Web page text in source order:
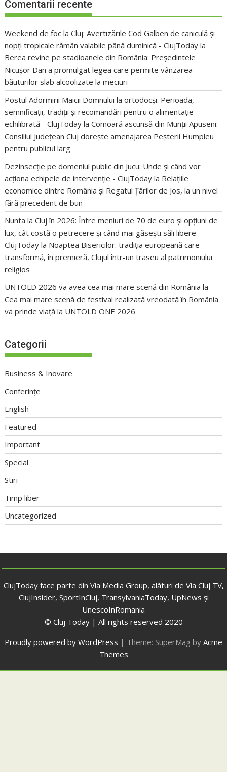
Comentarii recente
Weekend de foc la Cluj: Avertizările Cod Galben de caniculă și
nopți tropicale rămân valabile până duminică - ClujToday la
Berea revine pe stadioanele din România: Președintele
Nicușor Dan a promulgat legea care permite vânzarea
băuturilor slab alcoolizate la meciuri
Postul Adormirii Maicii Domnului la ortodocși: Perioada,
semnificații, tradiții și recomandări pentru o alimentație
echilibrată - ClujToday laComoară ascunsă din Munții Apuseni:
Consiliul Județean Cluj dorește amenajarea Peșterii Humpleu
pentru publicul larg
Dezinsecție pe domeniul public din Jucu: Unde și când vor
acționa echipele de intervenție - ClujToday la Relațiile
economice dintre România și Regatul Țărilor de Jos, la un nivel
fără precedent de bun
Nunta la Cluj în 2026: Între meniuri de 70 de euro și opțiuni de
lux, cât costă o petrecere și când mai găsești săli libere -
ClujToday la Noaptea Bisericilor: tradiția europeană care
transformă, în premieră, Clujul într-un traseu al patrimoniului
religios
UNTOLD 2026 va avea cea mai mare scenă din România la
Cea mai mare scenă de festival realizată vreodată în România
va prinde viață la UNTOLD ONE 2026
Categorii
Business & Inovare
Conferințe
English
Featured
Important
Special
Stiri
Timp liber
Uncategorized
ClujToday face parte din Via Media Group, alături de Via Cluj TV,
ClujInsider, SportInCluj, TransylvaniaToday, UpNews și
UnescoInRomania
© Cluj Today | All rights reserved 2020
Proudly powered by WordPress | Theme: SuperMag by Acme
Themes